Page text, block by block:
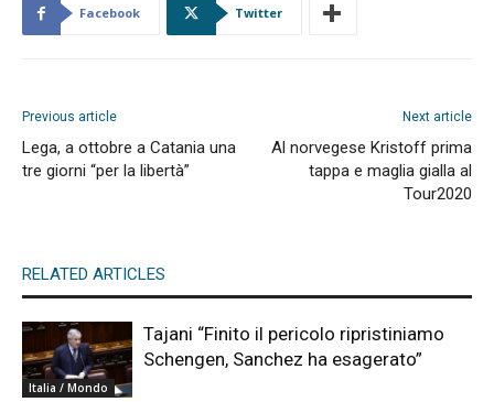
Facebook Twitter
Previous article
Lega, a ottobre a Catania una
tre giorni “per la libertà”
Next article
Al norvegese Kristoff prima
tappa e maglia gialla al
Tour2020
RELATED ARTICLES
Italia / Mondo
Tajani “Finito il pericolo ripristiniamo
Schengen, Sanchez ha esagerato”